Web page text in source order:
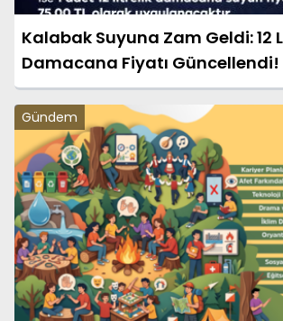
Kalabak Suyuna Zam Geldi: 12
Damacana Fiyatı Güncellendi!
Gündem